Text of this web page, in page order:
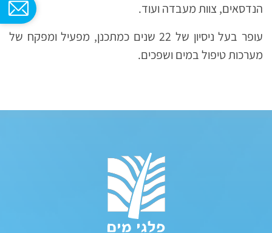
הנדסאים, צוות מעבדה ועוד.
עופר בעל ניסיון של 22 שנים כמתכנן, מפעיל ומפקח של
מערכות טיפול במים ושפכים.